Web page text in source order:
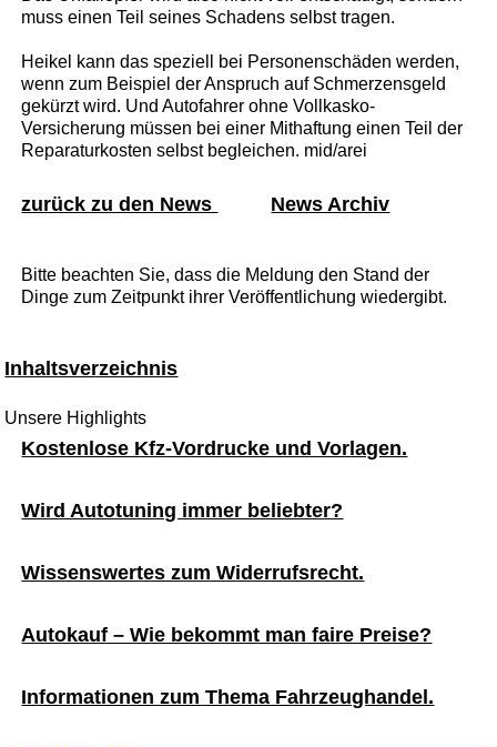
muss einen Teil seines Schadens selbst tragen.
Heikel kann das speziell bei Personenschäden werden,
wenn zum Beispiel der Anspruch auf Schmerzensgeld
gekürzt wird. Und Autofahrer ohne Vollkasko-
Versicherung müssen bei einer Mithaftung einen Teil der
Reparaturkosten selbst begleichen. mid/arei
zurück zu den News News Archiv
Bitte beachten Sie, dass die Meldung den Stand der
Dinge zum Zeitpunkt ihrer Veröffentlichung wiedergibt.
Inhaltsverzeichnis
Unsere Highlights
Kostenlose Kfz-Vordrucke und Vorlagen.
Wird Autotuning immer beliebter?
Wissenswertes zum Widerrufsrecht.
Autokauf – Wie bekommt man faire Preise?
Informationen zum Thema Fahrzeughandel.